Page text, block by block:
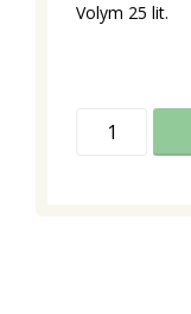
Volym 25 lit.